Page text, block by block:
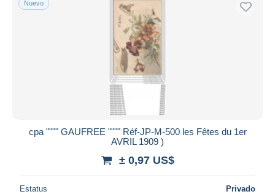
Nuevo
cpa """" GAUFREE """" Réf-JP-M-500 les Fêtes du 1er
AVRIL 1909 )
± 0,97 US$
Estatus Privado